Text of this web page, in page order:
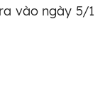
vào ngày 5/1